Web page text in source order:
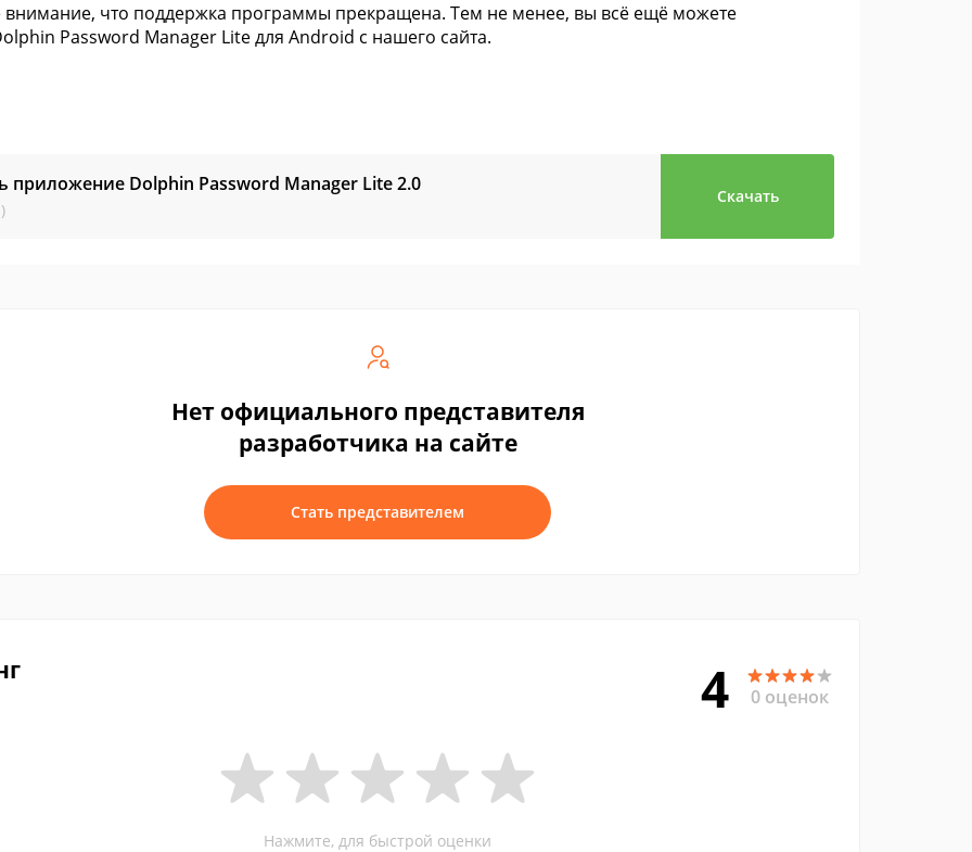
внимание, что поддержка программы прекращена. Тем не менее, вы всё ещё можете
Password Manager Lite для Android с нашего сайта.
приложение Dolphin Password Manager Lite2.0
Скачать
Нет официального представителя
разработчика на сайте
Стать представителем
4 0 оценок
Нажмите, для быстрой оценки